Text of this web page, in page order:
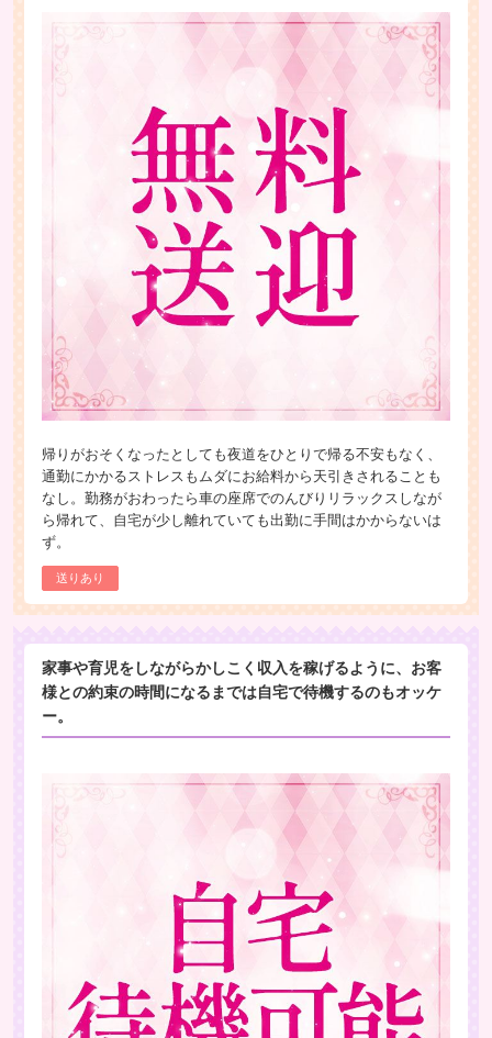
帰りがおそくなったとしても夜道をひとりで帰る不安もなく、
通勤にかかるストレスもムダにお給料から天引きされることも
なし。勤務がおわったら車の座席でのんびりリラックスしなが
ら帰れて、自宅が少し離れていても出勤に手間はかからないは
ず。
送りあり
家事や育児をしながらかしこく収入を稼げるように、お客
様との約束の時間になるまでは自宅で待機するのもオッケ
ー。